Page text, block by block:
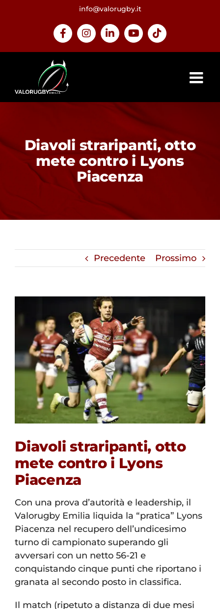
info@valorugby.it
FacebookInstagramLinkedInYouTubeTiktok
Diavoli straripanti, otto
mete contro i Lyons
Piacenza
Precedente Prossimo
Diavoli straripanti, otto
mete contro i Lyons
Piacenza
Con una prova d’autorità e leadership, il
Valorugby Emilia liquida la “pratica” Lyons
Piacenza nel recupero dell’undicesimo
turno di campionato superando gli
avversari con un netto 56-21 e
conquistando cinque punti che riportano i
granata al secondo posto in classifica.
Il match (ripetuto a distanza di due mesi